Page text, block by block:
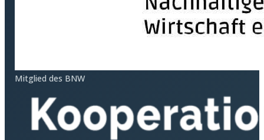
Mitglied des BNW